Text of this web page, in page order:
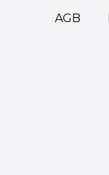
AGB